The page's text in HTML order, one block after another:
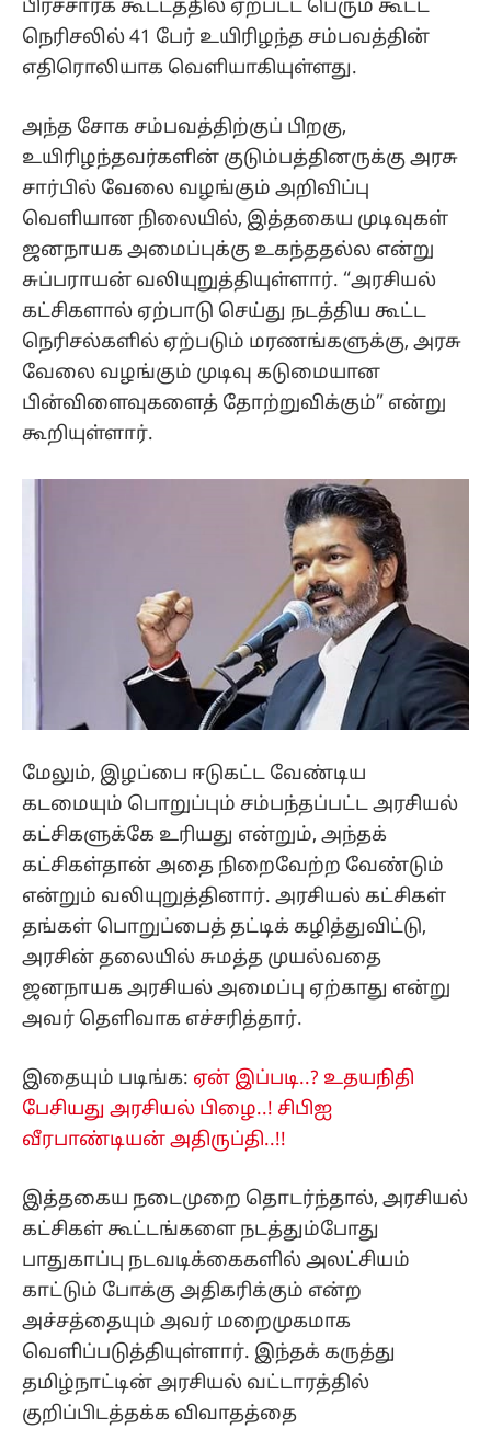
பிரச்சாரக் கூட்டத்தில் ஏற்பட்ட பெரும் கூட்ட
நெரிசலில் 41 பேர் உயிரிழந்த சம்பவத்தின்
எதிரொலியாக வெளியாகியுள்ளது.
அந்த சோக சம்பவத்திற்குப் பிறகு,
உயிரிழந்தவர்களின் குடும்பத்தினருக்கு அரசு
சார்பில் வேலை வழங்கும் அறிவிப்பு
வெளியான நிலையில், இத்தகைய முடிவுகள்
ஜனநாயக அமைப்புக்கு உகந்ததல்ல என்று
சுப்பராயன் வலியுறுத்தியுள்ளார். “அரசியல்
கட்சிகளால் ஏற்பாடு செய்து நடத்திய கூட்ட
நெரிசல்களில் ஏற்படும் மரணங்களுக்கு, அரசு
வேலை வழங்கும் முடிவு கடுமையான
பின்விளைவுகளைத் தோற்றுவிக்கும்” என்று
கூறியுள்ளார்.
மேலும், இழப்பை ஈடுகட்ட வேண்டிய
கடமையும் பொறுப்பும் சம்பந்தப்பட்ட அரசியல்
கட்சிகளுக்கே உரியது என்றும், அந்தக்
கட்சிகள்தான் அதை நிறைவேற்ற வேண்டும்
என்றும் வலியுறுத்தினார். அரசியல் கட்சிகள்
தங்கள் பொறுப்பைத் தட்டிக் கழித்துவிட்டு,
அரசின் தலையில் சுமத்த முயல்வதை
ஜனநாயக அரசியல் அமைப்பு ஏற்காது என்று
அவர் தெளிவாக எச்சரித்தார்.
இதையும் படிங்க: ஏன் இப்படி..? உதயநிதி
பேசியது அரசியல் பிழை..! சிபிஐ
வீரபாண்டியன் அதிருப்தி..!!
இத்தகைய நடைமுறை தொடர்ந்தால், அரசியல்
கட்சிகள் கூட்டங்களை நடத்தும்போது
பாதுகாப்பு நடவடிக்கைகளில் அலட்சியம்
காட்டும் போக்கு அதிகரிக்கும் என்ற
அச்சத்தையும் அவர் மறைமுகமாக
வெளிப்படுத்தியுள்ளார். இந்தக் கருத்து
தமிழ்நாட்டின் அரசியல் வட்டாரத்தில்
குறிப்பிடத்தக்க விவாதத்தை